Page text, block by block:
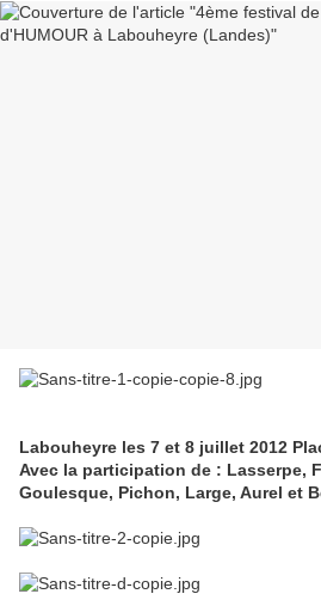
Labouheyre les 7 et 8 juillet 2012
Avec la participation de : Lasserpe,
Goulesque, Pichon, Large, Aurel et